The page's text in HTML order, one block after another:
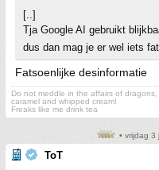
[..]
Tja Google AI gebruikt
dus dan mag je er wel iets
Fatsoenlijke desinformatie
Do not meddle in the affairs of
caramel and whipped cream!
Freaks like me drink tea
• vrijdag 3
ToT